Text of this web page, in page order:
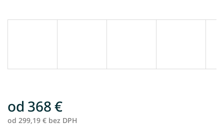
od 368 €
od 299,19 € bez DPH